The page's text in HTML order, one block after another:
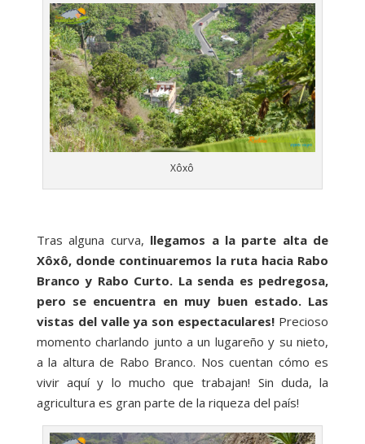
Xôxô
Tras alguna curva, llegamos a la parte alta de
Xôxô, donde continuaremos la ruta hacia Rabo
Branco y Rabo Curto. La senda es pedregosa,
pero se encuentra en muy buen estado. Las
vistas del valle ya son espectaculares! Precioso
momento charlando junto a un lugareño y su nieto,
a la altura de Rabo Branco. Nos cuentan cómo es
vivir aquí y lo mucho que trabajan! Sin duda, la
agricultura es gran parte de la riqueza del país!